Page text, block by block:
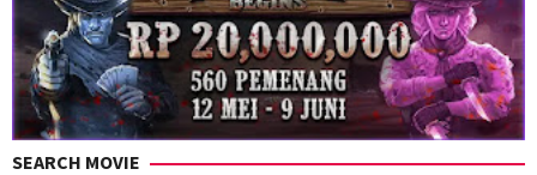
SEARCH MOVIE